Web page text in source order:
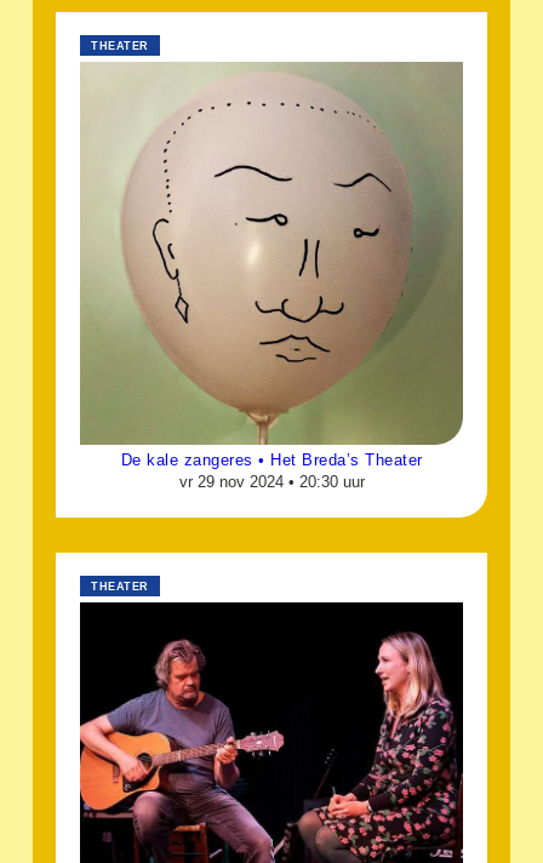
THEATER
De kale zangeres • Het Breda’s Theater
vr 29 nov 2024 • 20:30 uur
THEATER